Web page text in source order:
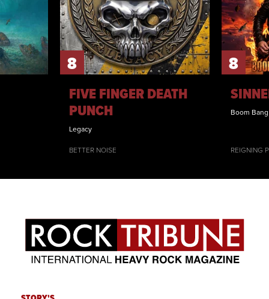
8
FIVE FINGER DEATH
PUNCH
Legacy
BETTER NOISE
8
Boom
REIGNING